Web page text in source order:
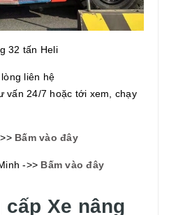
32 tấn Heli
liên hệ
vấn 24/7 hoặc tới xem, chạy
Bấm vào đây
->> Bấm vào đây
Xe nâng